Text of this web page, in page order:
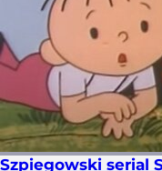
Szpiegowski serial